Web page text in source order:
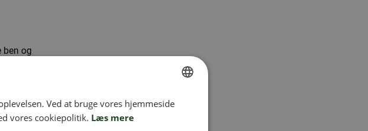
ben og
SWEDISH
Ved at bruge vores hjemmeside
vores cookiepolitik. Læs mere